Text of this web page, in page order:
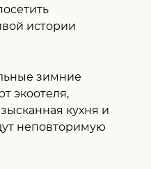
истории
зимние
экоотеля,
кухня и
неповторимую